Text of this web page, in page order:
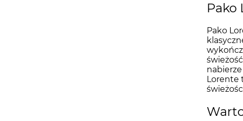
Pako
Pako
Lorente